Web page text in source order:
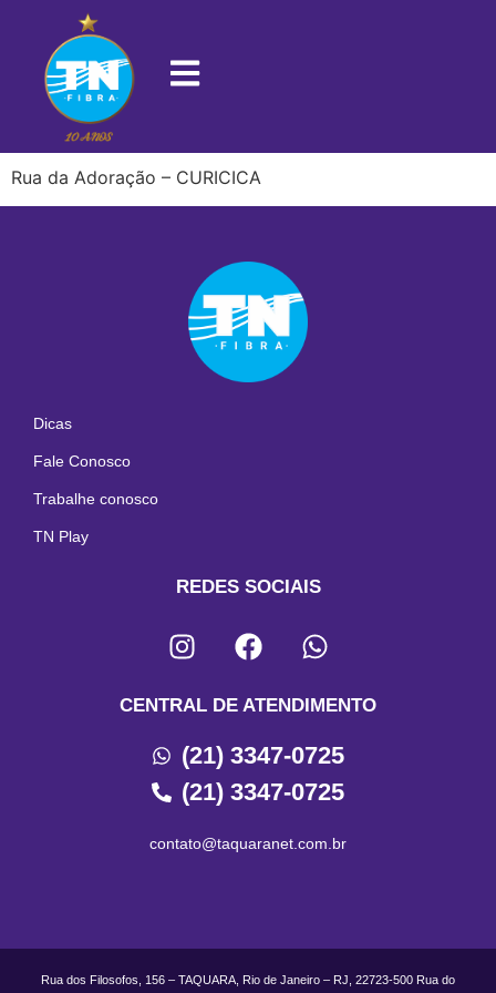
22780-681
Rua da Adoração – CURICICA
Dicas
Fale Conosco
Trabalhe conosco
TN Play
REDES SOCIAIS
CENTRAL DE ATENDIMENTO
(21) 3347-0725
(21) 3347-0725
contato@taquaranet.com.br
Rua dos Filosofos, 156 – TAQUARA, Rio de Janeiro – RJ, 22723-500 Rua do